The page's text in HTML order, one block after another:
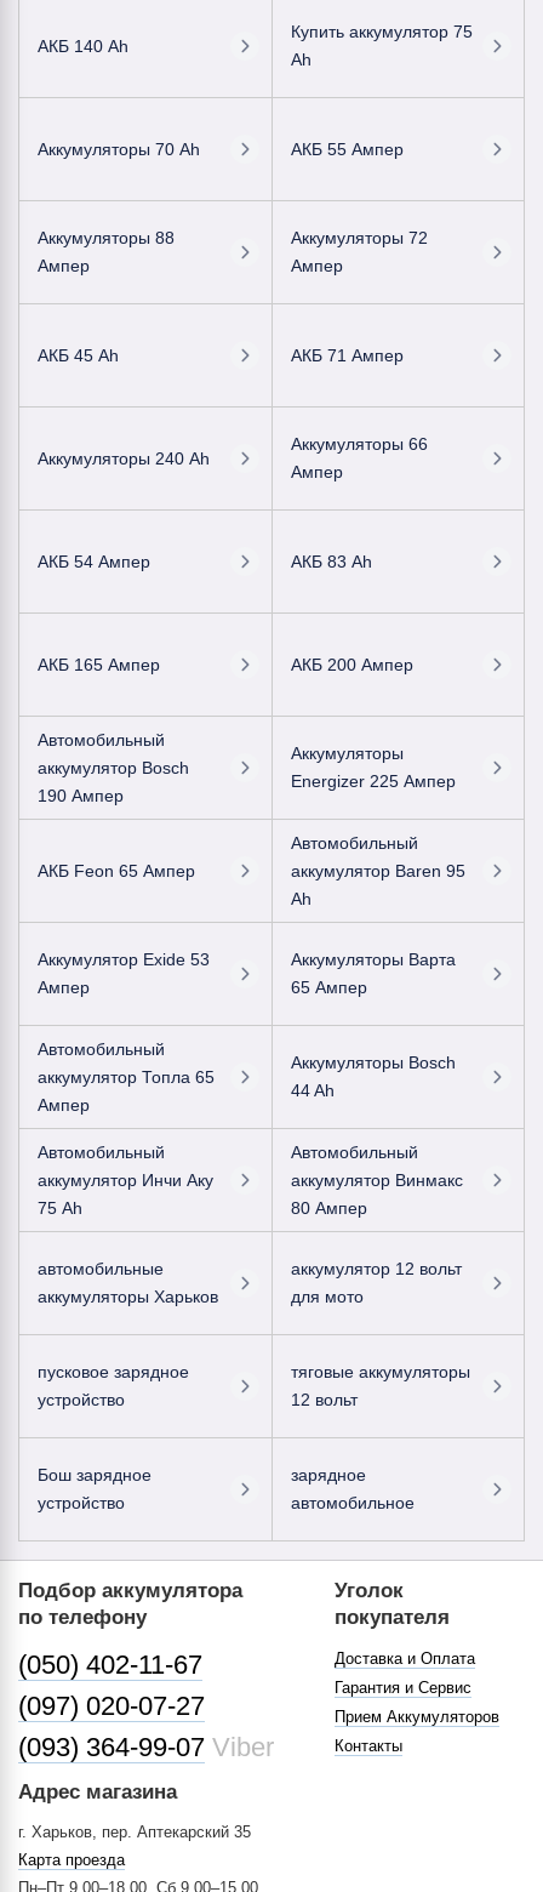
АКБ 140 Ah
Купить аккумулятор 75
Ah
Аккумуляторы 70 Ah АКБ 55 Ампер
Аккумуляторы 88
Ампер
Аккумуляторы 72
Ампер
АКБ 45 Ah АКБ 71 Ампер
Аккумуляторы 240 Ah
Аккумуляторы 66
Ампер
АКБ 54 Ампер АКБ 83 Ah
АКБ 165 Ампер АКБ 200 Ампер
Автомобильный
аккумулятор Bosch
190 Ампер
Аккумуляторы
Energizer 225 Ампер
АКБ Feon 65 Ампер
Автомобильный
аккумулятор Baren 95
Ah
Аккумулятор Exide 53
Ампер
Аккумуляторы Варта
65 Ампер
Автомобильный
аккумулятор Топла 65
Ампер
Аккумуляторы Bosch
44 Ah
Автомобильный
аккумулятор Инчи Аку
75 Ah
Автомобильный
аккумулятор Винмакс
80 Ампер
автомобильные
аккумуляторы Харьков
аккумулятор 12 вольт
для мото
пусковое зарядное
устройство
тяговые аккумуляторы
12 вольт
Бош зарядное
устройство
зарядное
автомобильное
Подбор аккумулятора
по телефону
(050) 402-11-67
(097) 020-07-27
(093) 364-99-07 Viber
Адрес магазина
г. Харьков, пер. Аптекарский 35
Карта проезда
Пн–Пт 9.00–18.00, Сб 9.00–15.00
Уголок
покупателя
Доставка и Оплата
Гарантия и Сервис
Прием Аккумуляторов
Контакты